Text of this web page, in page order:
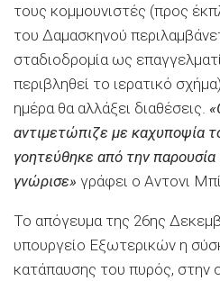
τους κομμουνιστές (προς
του Δαμασκηνού
σταδιοδρομία ως
περιβληθεί το ιερατικό
ημέρα θα αλλάξει διαθέσεις.
αντιμετώπιζε με καχυποψία
γοητεύθηκε από την
γνώρισε» γράφει ο Αντονι
Το απόγευμα της 26ης
υπουργείο Εξωτερικών η
κατάπαυσης του πυρός, στην